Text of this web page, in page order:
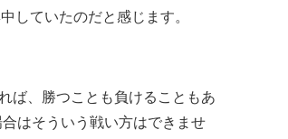
していたのだと感じます。
ば、勝つことも負けることもあ
はそういう戦い方はできませ